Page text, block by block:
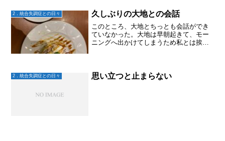
2．統合失調症との日々 久しぶりの大地との会話
このところ、大地とちっとも会話ができ
ていなかった。大地は早朝起きて、モー
ニングへ出かけてしまうため私とは挨拶
しかけられない。。。うざ...
2．統合失調症との日々 思い立つと止まらない